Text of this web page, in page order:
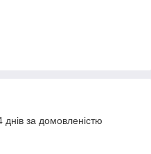
за домовленістю